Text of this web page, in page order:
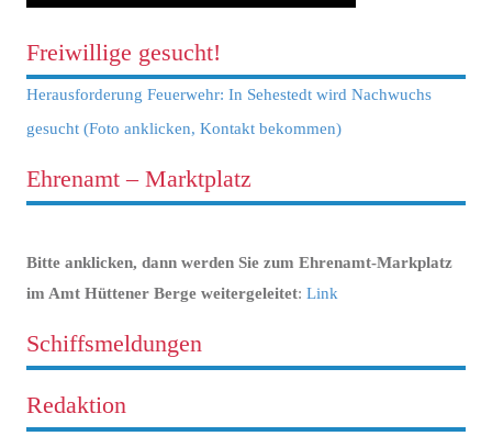
Freiwillige gesucht!
Herausforderung Feuerwehr: In Sehestedt wird Nachwuchs
gesucht (Foto anklicken, Kontakt bekommen)
Ehrenamt – Marktplatz
Bitte anklicken, dann werden Sie zum Ehrenamt-Markplatz
im Amt Hüttener Berge weitergeleitet: Link
Schiffsmeldungen
Redaktion